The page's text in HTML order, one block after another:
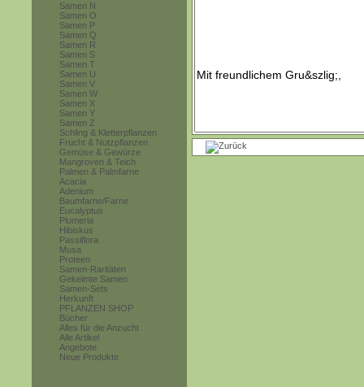
Samen N
Samen O
Samen P
Samen Q
Samen R
Samen S
Samen T
Samen U
Samen V
Samen W
Samen X
Samen Y
Samen Z
Schling & Kletterpflanzen
Frucht & Nutzpflanzen
Gemüse & Gewürze
Mangroven & Teich
Palmen & Palmfarne
Acacia
Adenium
Baumfarne/Farne
Eucalyptus
Plumeria
Hibiskus
Passiflora
Musa
Proteen
Samen-Raritäten
Gekeimte Samen
Samen-Sets
Herkunft
PFLANZEN SHOP
Bücher
Alles für die Anzucht
Alle Artikel
Angebote
Neue Produkte